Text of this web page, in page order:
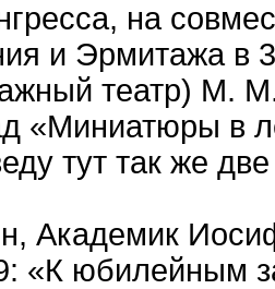
на
и Эрмитажа в
театр) М.
«Миниатюры в
тут так же
Академик
«К юбилейным